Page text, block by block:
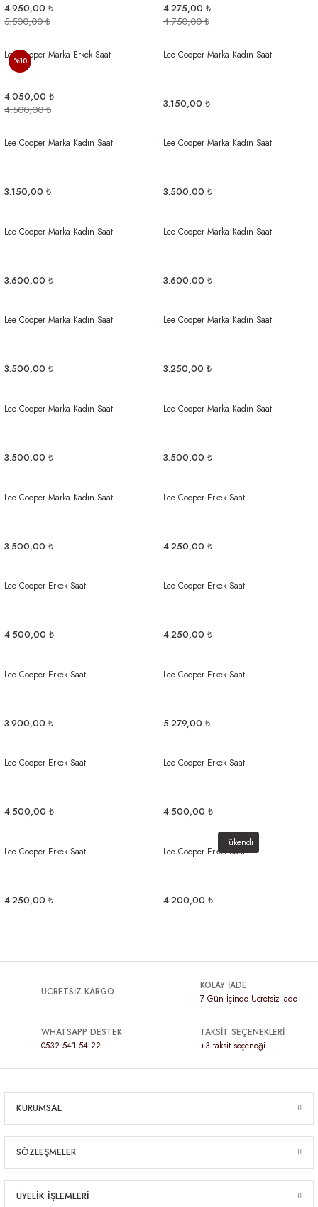
4.950,00 ₺
5.500,00 ₺
4.275,00 ₺
4.750,00 ₺
%10
Lee Cooper Marka Erkek Saat
4.050,00 ₺
4.500,00 ₺
Lee Cooper Marka Kadın Saat
3.150,00 ₺
Lee Cooper Marka Kadın Saat
3.150,00 ₺
Lee Cooper Marka Kadın Saat
3.500,00 ₺
Lee Cooper Marka Kadın Saat
3.600,00 ₺
Lee Cooper Marka Kadın Saat
3.600,00 ₺
Lee Cooper Marka Kadın Saat
3.500,00 ₺
Lee Cooper Marka Kadın Saat
3.250,00 ₺
Lee Cooper Marka Kadın Saat
3.500,00 ₺
Lee Cooper Marka Kadın Saat
3.500,00 ₺
Lee Cooper Marka Kadın Saat
3.500,00 ₺
Lee Cooper Erkek Saat
4.250,00 ₺
Lee Cooper Erkek Saat
4.500,00 ₺
Lee Cooper Erkek Saat
4.250,00 ₺
Lee Cooper Erkek Saat
3.900,00 ₺
Lee Cooper Erkek Saat
5.279,00 ₺
Lee Cooper Erkek Saat
4.500,00 ₺
Lee Cooper Erkek Saat
4.500,00 ₺
Lee Cooper Erkek Saat
4.250,00 ₺
Tükendi
Lee Cooper Erkek Saat
4.200,00 ₺
ÜCRETSİZ KARGO
KOLAY İADE
7 Gün İçinde Ücretsiz İade
WHATSAPP DESTEK
0532 541 54 22
TAKSİT SEÇENEKLERİ
+3 taksit seçeneği
KURUMSAL
SÖZLEŞMELER
ÜYELİK İŞLEMLERİ